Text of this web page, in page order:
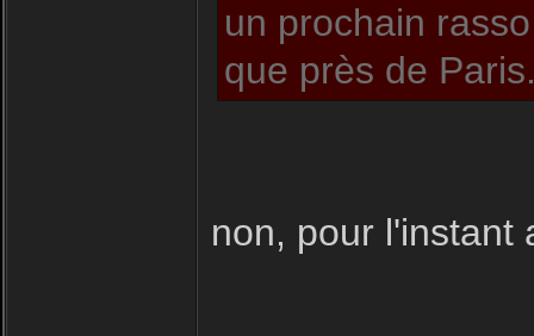
un prochain
que près de
non, pour l'instant